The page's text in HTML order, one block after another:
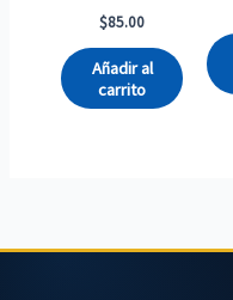
$85.00
Añadir al
carrito